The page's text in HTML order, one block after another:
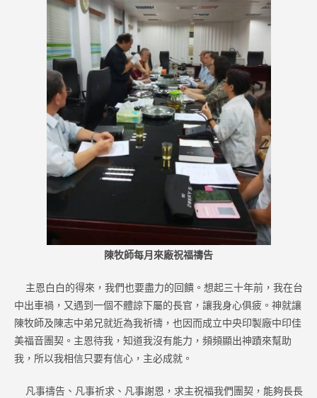
陳牧師每月來廠祝福禱告
主恩白白的得來，我們也要盡力的回饋。想起三十年前，我在台
中出車禍，又遇到一個不體諒下屬的長官，讓我身心俱疲。神就讓
陳牧師及陳志中弟兄就近為我祈禱，也因而成立中央印製廠中印佳
美福音團契。主恩待我，知道我沒有能力，頻頻顯出神蹟來幫助
我，所以我相信只要有信心，主必成就。
凡事禱告、凡事祈求、凡事謝恩，求主祝福我們團契，能夠長長